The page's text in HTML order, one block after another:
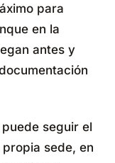
para
en la
antes y
seguir el
sede, en